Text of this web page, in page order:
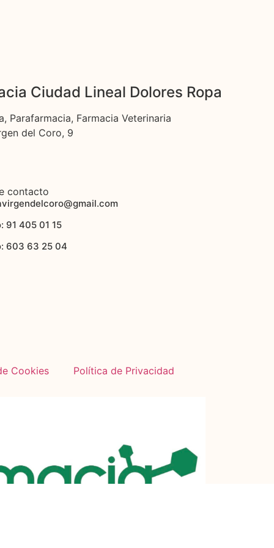
Ciudad Lineal Dolores Ropa
Parafarmacia, Farmacia Veterinaria
del Coro, 9
contacto
91 405 01 15
603 63 25 04
Cookies Política de Privacidad